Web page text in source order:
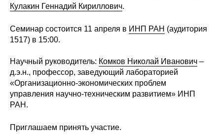
Публикации
Научная жизнь
Издания
Проблемы прогнозирования
О журнале
Кулакин Геннадий Кириллович.
Семинар состоится 11 апреля в ИНП РАН (аудитория
1517) в 15:00.
Научный руководитель: Комков Николай Иванович –
д.э.н., профессор, заведующий лабораторией
«Организационно-экономических проблем
управления научно-техническим развитием» ИНП
РАН.
Приглашаем принять участие.